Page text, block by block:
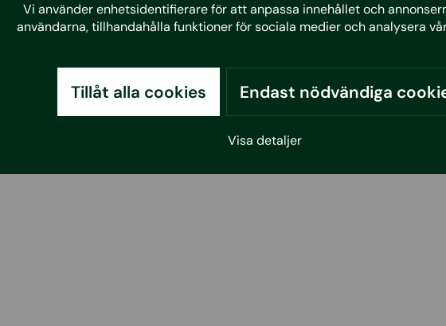
Vi använder enhetsidentifierare för att anpassa innehållet och
användarna, tillhandahålla funktioner för sociala medier och analysera
Tillåt alla cookies Endast nödvändiga
Visa detaljer